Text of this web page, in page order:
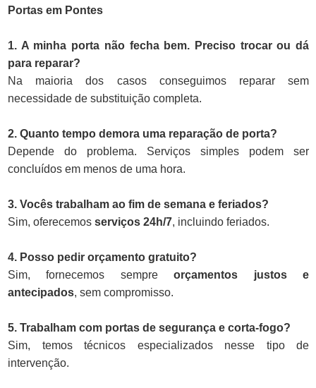
Portas em Pontes
1. A minha porta não fecha bem. Preciso trocar ou dá
para reparar?
Na maioria dos casos conseguimos reparar sem
necessidade de substituição completa.
2. Quanto tempo demora uma reparação de porta?
Depende do problema. Serviços simples podem ser
concluídos em menos de uma hora.
3. Vocês trabalham ao fim de semana e feriados?
Sim, oferecemos serviços 24h/7, incluindo feriados.
4. Posso pedir orçamento gratuito?
Sim, fornecemos sempreorçamentos justos e
antecipados, sem compromisso.
5. Trabalham com portas de segurança e corta-fogo?
Sim, temos técnicos especializados nesse tipo de
intervenção.